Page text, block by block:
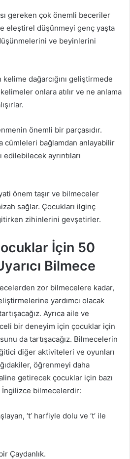
gereken çok önemli beceriler
eleştirel düşünmeyi genç yaşta
ve beyinlerini
dağarcığını geliştirmede
kelimeler onlara atılır ve ne anlama
önemli bir parçasıdır.
cümleleri bağlamdan anlayabilir
ayrıntıları
önem taşır ve bilmeceler
sağlar. Çocukları ilginç
zihinlerini gevşetirler.
İçin 50
Bilmece
zor bilmecelere kadar,
yardımcı olacak
Ayrıca aile ve
bir deneyim için çocuklar için
da tartışacağız. Bilmecelerin
diğer aktiviteleri ve oyunları
öğrenmeyi daha
getirecek çocuklar için bazı
İngilizce bilmecelerdir:
‘t’ harfiyle dolu ve ‘t’ ile
Çaydanlık.